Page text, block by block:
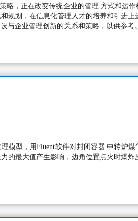
略，正在改变传统企业的管理 方式和
规划，在信息化管理人才的培养和引进
与企业管理创新的关系和策略，以供参考。
模型，用Fluent软件对封闭容器 中转
的最大值产生影响，边角位置点火时爆